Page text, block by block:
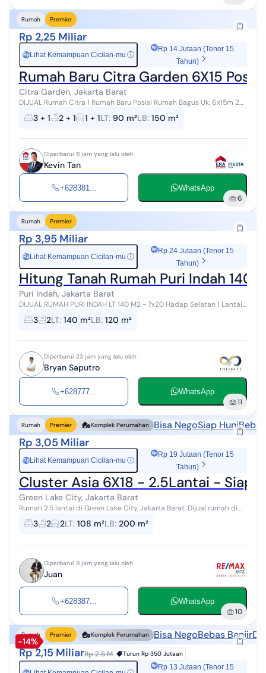
Rumah Premier
Rp 2,25 Miliar
RpLihat Kemampuan Cicilan-mu ⓘ
Rp 14 Jutaan (Tenor 15
Tahun)
Rumah Baru Citra Garden 6X15
Citra Garden, Jakarta Barat
DIJUAL Rumah Citra 1 Rumah Baru Posisi Rumah Bagus Uk. 6x15m 2
Lantai 3+1 Kamar Tidur SHM Hadap Selatan Harga 2,250M (Nego)
KEVIN T...
3 + 1 2 + 1 1 + 1LT: 90 m²LB: 150 m²
Diperbarui 11 jam yang lalu oleh
Kevin Tan
+628381... WhatsApp
6
Rumah Premier
Rp 3,95 Miliar
Rp Lihat Kemampuan Cicilan-mu ⓘ
Rp 24 Jutaan (Tenor 15
Tahun)
Hitung Tanah Rumah Puri Indah
Puri Indah, Jakarta Barat
DIJUAL RUMAH PURI INDAH LT 140 M2 - 7x20 Hadap Selatan 1 Lantai
3 2LT: 140 m²LB: 120 m²
Diperbarui 23 jam yang lalu oleh
Bryan Saputro
+628777... WhatsApp
11
Rumah Premier Komplek Perumahan Bisa NegoSiap Huni
Rp 3,05 Miliar
Rp Lihat Kemampuan Cicilan-mu ⓘ
Rp 19 Jutaan (Tenor 15
Tahun)
Cluster Asia 6X18 - 2.5Lantai - Siap
Green Lake City, Jakarta Barat
Rumah 2.5 lantai di Green Lake City, Jakarta Barat. Dijual rumah di
wilayah yang asri. Properti 2.5 lantai ini berada di lingkungan
strategis. Sp...
3 2 2LT: 108 m²LB: 200 m²
Diperbarui 9 jam yang lalu oleh
Juan
+628387... WhatsApp
10
-14%
Rumah Premier Komplek Perumahan Bisa NegoBebas Banjir
Rp 2,15 MiliarRp 2.5 M Turun Rp 350 Jutaan
Rp 13 Jutaan (Tenor 15